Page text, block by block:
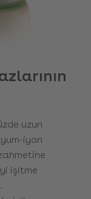
uzun
iyon
işitme